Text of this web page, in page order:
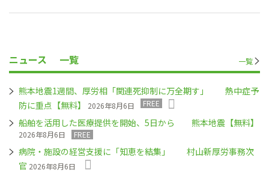
ニュース 一覧 一覧
熊本地震1週間、厚労相「関連死抑制に万全期す」 熱中症予
防に重点【無料】
2026年8月6日 FREE
船舶を活用した医療提供を開始、5日から 熊本地震【無料】
2026年8月6日 FREE
病院・施設の経営支援に「知恵を結集」 村山新厚労事務次
官 2026年8月6日